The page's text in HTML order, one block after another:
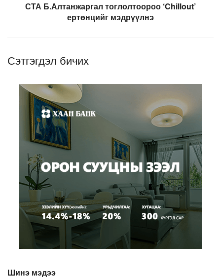
СТА Б.Алтанжаргал тоглолтоороо ‘Chillout’
ертөнцийг мэдрүүлнэ
Сэтгэгдэл бичих
Шинэ мэдээ